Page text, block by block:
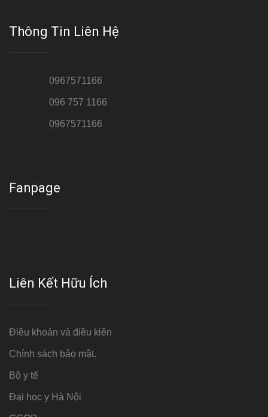
Thông Tin Liên Hệ
0967571166
096 757 1166
0967571166
Fanpage
Liên Kết Hữu Ích
Điều khoản và điều kiện
Chính sách bảo mật.
Bộ y tế
Đại học y Hà Nội